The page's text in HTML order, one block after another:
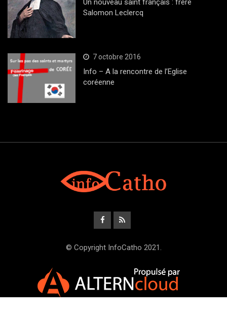
Un nouveau saint français : frère
Salomon Leclercq
7 octobre 2016
Info – A la rencontre de l’Eglise
coréenne
© Copyright InfoCatho 2021.